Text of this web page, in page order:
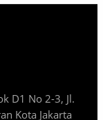
D1 No 2-3, Jl.
Kota Jakarta